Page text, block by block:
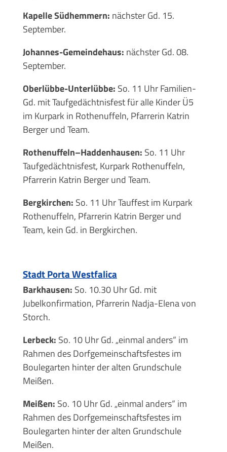
Kapelle Südhemmern: nächster Gd. 15.
September.
Johannes-Gemeindehaus: nächster Gd. 08.
September.
Oberlübbe-Unterlübbe: So. 11 Uhr Familien-
Gd. mit Taufgedächtnisfest für alle Kinder Ü5
im Kurpark in Rothenuffeln, Pfarrerin Katrin
Berger und Team.
Rothenuffeln–Haddenhausen: So. 11 Uhr
Taufgedächtnisfest, Kurpark Rothenuffeln,
Pfarrerin Katrin Berger und Team.
Bergkirchen: So. 11 Uhr Tauffest im Kurpark
Rothenuffeln, Pfarrerin Katrin Berger und
Team, kein Gd. in Bergkirchen.
Stadt Porta Westfalica
Barkhausen: So. 10.30 Uhr Gd. mit
Jubelkonfirmation, Pfarrerin Nadja-Elena von
Storch.
Lerbeck: So. 10 Uhr Gd. „einmal anders“ im
Rahmen des Dorfgemeinschaftsfestes im
Boulegarten hinter der alten Grundschule
Meißen.
Meißen: So. 10 Uhr Gd. „einmal anders“ im
Rahmen des Dorfgemeinschaftsfestes im
Boulegarten hinter der alten Grundschule
Meißen.